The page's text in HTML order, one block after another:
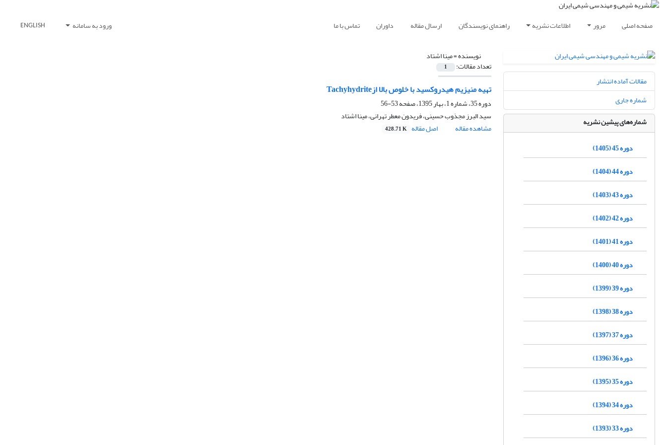
صفحه اصلی مرور اطلاعات نشریه راهنمای نویسندگان ارسال مقاله داوران تماس با ما ورود به سامانه ENGLISH
نویسنده =مینا اشتاد
تعداد مقالات: 1
تهیه منیزیم هیدروکسید با خلوص بالا ازTachyhydrite
دوره 35، شماره 1، بهار 1395، صفحه
53-56
سید البرز مجذوب حسینی، فریدون معطر تهرانی، مینا اشتاد
مشاهده مقاله
اصل مقاله 428.71 K
مقالات آماده انتشار
شماره جاری
شماره‌های پیشین نشریه
دوره 45 (1405)
دوره 44 (1404)
دوره 43 (1403)
دوره 42 (1402)
دوره 41 (1401)
دوره 40 (1400)
دوره 39 (1399)
دوره 38 (1398)
دوره 37 (1397)
دوره 36 (1396)
دوره 35 (1395)
دوره 34 (1394)
دوره 33 (1393)